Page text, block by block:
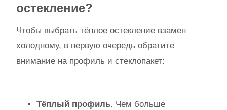
остекление?
Чтобы выбрать тёплое остекление взамен
холодному, в первую очередь обратите
внимание на профиль и стеклопакет:
Тёплый профиль. Чем больше